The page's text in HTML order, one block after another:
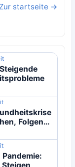
Zur startseite →
Folgen